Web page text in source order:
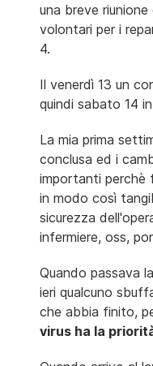
una breve
volontari per i
4.
Il venerdì 13 un
quindi sabato 14
La mia prima
conclusa ed i
importanti perchè
in modo così
sicurezza
infermiere, oss,
Quando passava
ieri qualcuno
che abbia finito,
virus ha la